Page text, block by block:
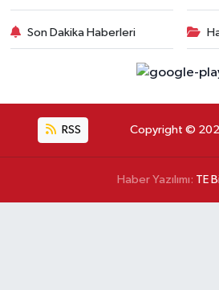
Son Dakika Haberleri
RSS Copyright ©
Haber Yazılımı: TE